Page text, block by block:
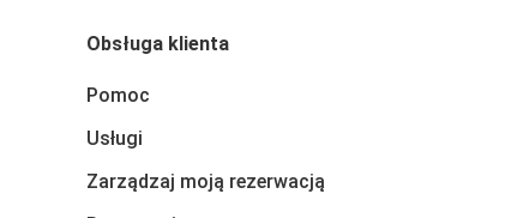
Obsługa klienta
Pomoc
Usługi
Zarządzaj moją rezerwacją